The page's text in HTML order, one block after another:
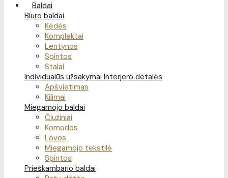
Baldai
Biuro baldai
Kėdės
Komplektai
Lentynos
Spintos
Stalai
Individualūs užsakymai Interjero detalės
Apšvietimas
Kilimai
Miegamojo baldai
Čiužiniai
Komodos
Lovos
Miegamojo tekstilė
Spintos
Prieškambario baldai